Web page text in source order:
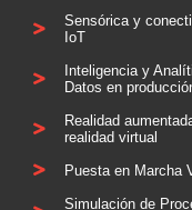
Sensórica y
IoT
Inteligencia y
Datos en
Realidad
realidad virtual
Puesta en Marcha
Simulación de